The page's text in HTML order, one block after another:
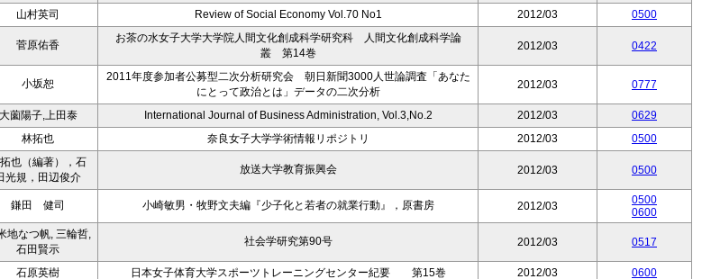
山村英司 Review of Social Economy Vol.70 No1 2012/03
0500
菅原佑香
お茶の水女子大学大学院人間文化創成科学研究科 人間文化創成科学論
叢 第14巻
2012/03 0422
小坂恕
2011年度参加者公募型二次分析研究会 朝日新聞3000人世論調査「あなた
にとって政治とは」データの二次分析
2012/03 0777
大薗陽子,上田泰 International Journal of Business Administration, Vol.3,No.2 2012/03
0629
林拓也 奈良女子大学学術情報リポジトリ 2012/03 0500
也（編著），石
光規，田辺俊介
放送大学教育振興会 2012/03 0500
鎌田 健司 小崎敏男・牧野文夫編『少子化と若者の就業行動』，原書房 2012/03
0500
0600
地なつ帆, 三輪哲,
石田賢示
社会学研究第90号 2012/03 0517
石原英樹 日本女子体育大学スポーツトレーニングセンター紀要 第15巻 2012/03 0600